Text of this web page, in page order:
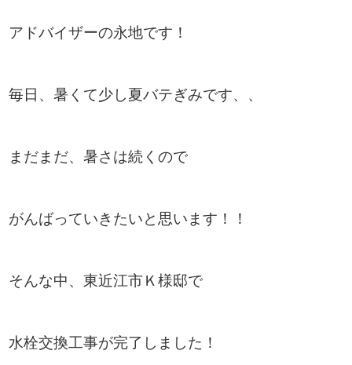
アドバイザーの永地です！
毎日、暑くて少し夏バテぎみです、、
まだまだ、暑さは続くので
がんばっていきたいと思います！！
そんな中、東近江市Ｋ様邸で
水栓交換工事が完了しました！